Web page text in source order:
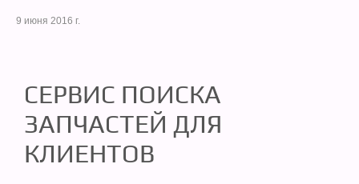
9 июня 2016 г.
СЕРВИС ПОИСКА
ЗАПЧАСТЕЙ ДЛЯ
КЛИЕНТОВ